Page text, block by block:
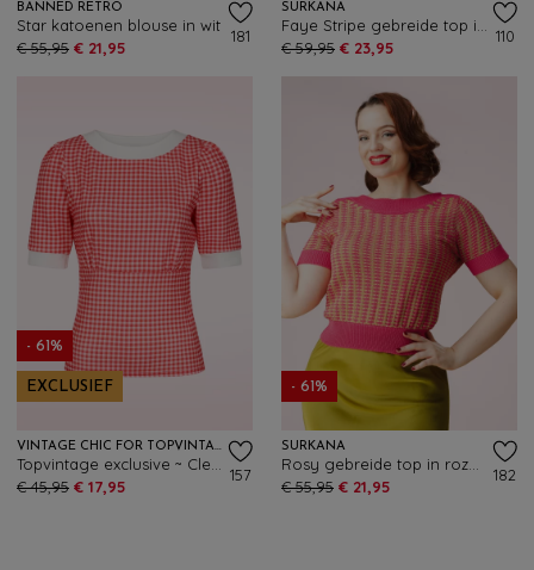
BANNED RETRO
Star katoenen blouse in wit
€ 55,95 € 21,95
181
SURKANA
€ 59,95 € 23,95
110
- 61%
EXCLUSIEF
VINTAGE CHIC FOR TOPVINTAGE
€ 45,95 € 17,95
157
- 61%
SURKANA
€ 55,95 € 21,95
182